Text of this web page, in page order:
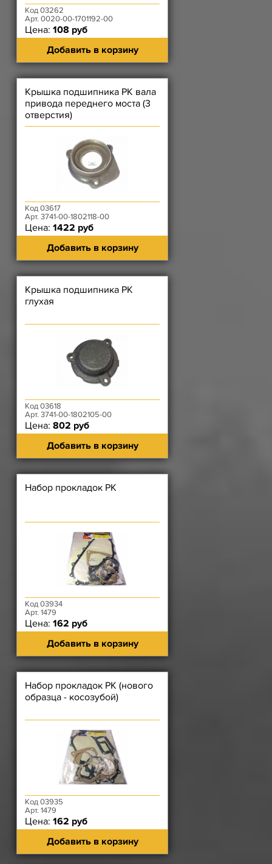
Код 03262
Арт. 0020-00-1701192-00
Цена: 108 руб
Добавить в корзину
Крышка подшипника РК вала
привода переднего моста (3
отверстия)
Код 03617
Арт. 3741-00-1802118-00
Цена: 1422 руб
Добавить в корзину
Крышка подшипника РК
глухая
Код 03618
Арт. 3741-00-1802105-00
Цена: 802 руб
Добавить в корзину
Набор прокладок РК
Код 03934
Арт. 1479
Цена: 162 руб
Добавить в корзину
Набор прокладок РК (нового
образца - косозубой)
Код 03935
Арт. 1479
Цена: 162 руб
Добавить в корзину